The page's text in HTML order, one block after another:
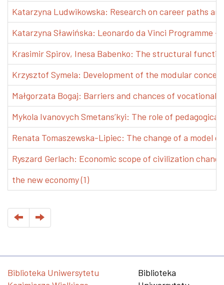
Katarzyna Ludwikowska: Research on career paths
Katarzyna Sławińska: Leonardo da Vinci Programme
Krasimir Spirov, Inesa Babenko: The structural
Krzysztof Symela: Development of the modular
Małgorzata Bogaj: Barriers and chances of vocational
Mykola Ivanovych Smetans’kyi: The role of
Renata Tomaszewska-Lipiec: The change of a model
Ryszard Gerlach: Economic scope of civilization
the new economy (1)
Biblioteka Uniwersytetu
Biblioteka